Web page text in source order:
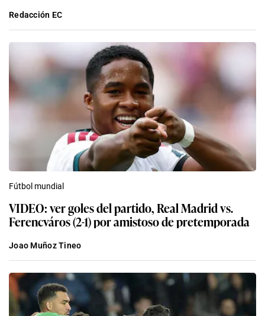
Redacción EC
Fútbol mundial
VIDEO: ver goles del partido, Real Madrid vs.
Ferencváros (2-1) por amistoso de pretemporada
Joao Muñoz Tineo